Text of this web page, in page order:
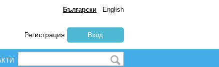
Български English
Регистрация Вход